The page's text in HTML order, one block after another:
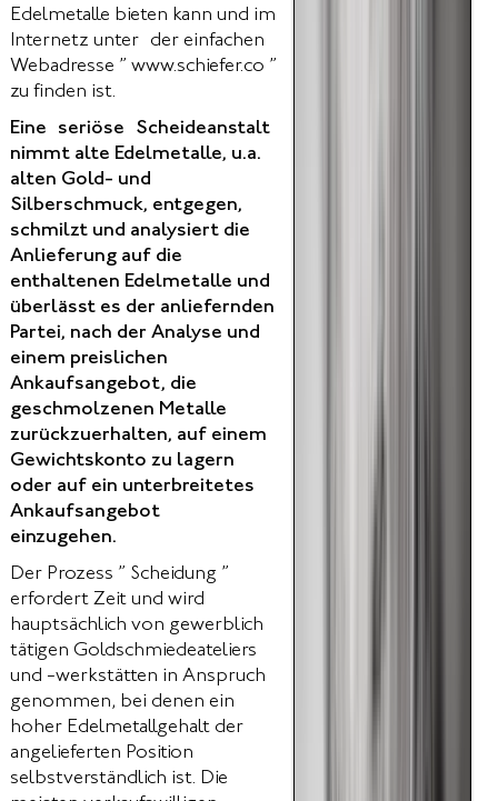
Edelmetalle bieten kann und im
Internetz unter der einfachen
Webadresse ” www.schiefer.co ”
zu finden ist.
Eine seriöse Scheideanstalt
nimmt alte Edelmetalle, u.a.
alten Gold- und
Silberschmuck, entgegen,
schmilzt und analysiert die
Anlieferung auf die
enthaltenen Edelmetalle und
überlässt es der anliefernden
Partei, nach der Analyse und
einem preislichen
Ankaufsangebot, die
geschmolzenen Metalle
zurückzuerhalten, auf einem
Gewichtskonto zu lagern
oder auf ein unterbreitetes
Ankaufsangebot
einzugehen.
Der Prozess ” Scheidung ”
erfordert Zeit und wird
hauptsächlich von gewerblich
tätigen Goldschmiedeateliers
und -werkstätten in Anspruch
genommen, bei denen ein
hoher Edelmetallgehalt der
angelieferten Position
selbstverständlich ist. Die